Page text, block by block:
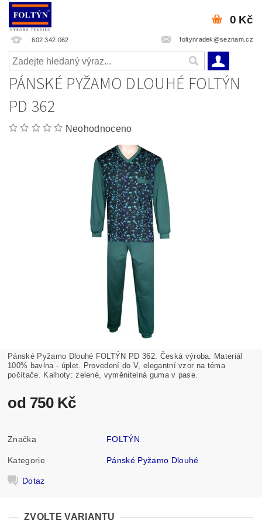
602 342 062 foltynradek@seznam.cz
0 Kč
PÁNSKÉ PYŽAMO DLOUHÉ FOLTÝN
PD 362
Neohodnoceno
Pánské Pyžamo Dlouhé FOLTÝN PD 362. Česká výroba. Materiál
100% bavlna - úplet. Provedení do V, elegantní vzor na téma
počítače. Kalhoty: zelené, vyměnitelná guma v pase.
od 750 Kč
Značka FOLTÝN
Kategorie Pánské Pyžamo Dlouhé
Dotaz
ZVOLTE VARIANTU